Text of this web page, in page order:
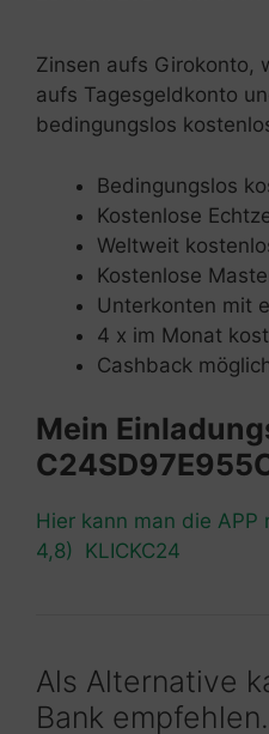
Zinsen aufs Girokonto,
aufs Tagesgeldkonto
bedingungslos
Bedingungslos
Kostenlose
Weltweit
Kostenlose
Unterkonten mit
4 x im Monat
Cashback
Mein
Hier kann man die
4,8) KLICKC24
Als Alternative
Bank